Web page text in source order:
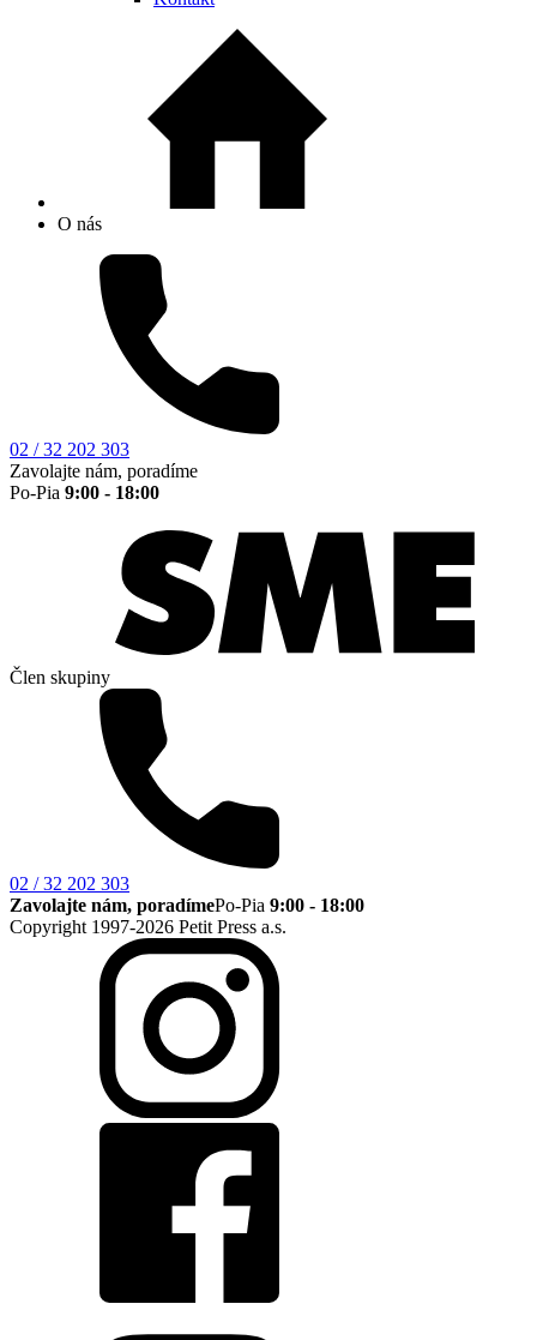
O nás
02 / 32 202 303
Zavolajte nám, poradíme
Po-Pia 9:00 - 18:00
Člen skupiny
02 / 32 202 303
Zavolajte nám, poradímePo-Pia 9:00 - 18:00
Copyright 1997-2026 Petit Press a.s.